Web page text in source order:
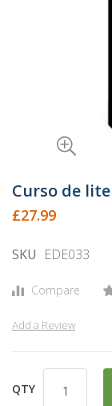
to
beginning
the
gallery
Curso de
£27.99
SKU EDE033
Compare
Add a Review
QTY